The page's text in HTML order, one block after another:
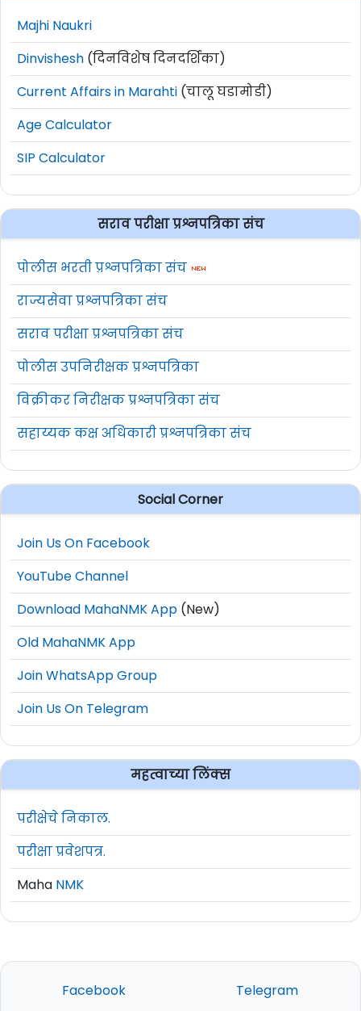
Majhi Naukri
Dinvishesh (दिनविशेष दिनदर्शिका)
Current Affairs in Marahti (चालू घडामोडी)
Age Calculator
SIP Calculator
सराव परीक्षा प्रश्नपत्रिका संच
पोलीस भरती प्रश्नपत्रिका संच
राज्यसेवा प्रश्नपत्रिका संच
सराव परीक्षा प्रश्नपत्रिका संच
पोलीस उपनिरीक्षक प्रश्नपत्रिका
विक्रीकर निरीक्षक प्रश्नपत्रिका संच
सहाय्यक कक्ष अधिकारी प्रश्नपत्रिका संच
Social Corner
Join Us On Facebook
YouTube Channel
Download MahaNMK App (New)
Old MahaNMK App
Join WhatsApp Group
Join Us On Telegram
महत्वाच्या लिंक्स
परीक्षेचे निकाल.
परीक्षा प्रवेशपत्र.
Maha NMK
Facebook Telegram